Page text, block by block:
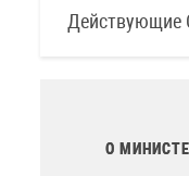
Действующие
О